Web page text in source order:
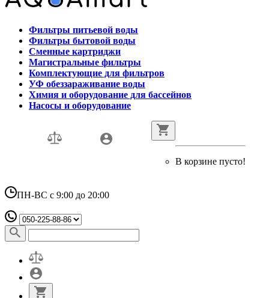
Фильтры питьевой воды
Фильтры бытовой воды
Сменные картриджи
Магистральные фильтры
Комплектующие для фильтров
УФ обеззараживание воды
Химия и оборудование для бассейнов
Насосы и оборудование
В корзине пусто!
ПН-ВС с 9:00 до 20:00